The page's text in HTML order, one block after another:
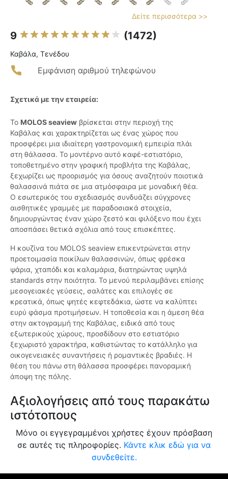
Δείτε περισσότερα >>
9 (1472)
Καβάλα, Τενέδου
Εμφάνιση αριθμού τηλεφώνου
Σχετικά με την εταιρεία:
Το MOLOS seaview βρίσκεται στην περιοχή της
Καβάλας και χαρακτηρίζεται ως ένας χώρος που
προσφέρει μια ιδιαίτερη γαστρονομική εμπειρία πλάι
στη θάλασσα. Το μοντέρνο αυτό καφέ-εστιατόριο,
τοποθετημένο στην γραφική προβλήτα της Καβάλας,
ξεχωρίζει ως προορισμός για όσους αναζητούν ποιοτικά
θαλασσινά πιάτα σε μια ατμόσφαιρα με μοναδική θέα.
Ο εσωτερικός του σχεδιασμός συνδυάζει σύγχρονες
αισθητικές γραμμές με παραδοσιακά στοιχεία,
δημιουργώντας έναν χώρο ζεστό και φιλόξενο που έχει
αποσπάσει θετικά σχόλια από τους επισκέπτες.
Η κουζίνα του MOLOS seaview επικεντρώνεται στην
προετοιμασία ποικίλων θαλασσινών, όπως φρέσκα
ψάρια, χταπόδι και καλαμάρια, διατηρώντας υψηλά
standards στην ποιότητα. Το μενού περιλαμβάνει επίσης
μεσογειακές γεύσεις, σαλάτες και επιλογές σε
κρεατικά, όπως ψητές κεφτεδάκια, ώστε να καλύπτει
ευρύ φάσμα προτιμήσεων. Η τοποθεσία και η άμεση θέα
στην ακτογραμμή της Καβάλας, ειδικά από τους
εξωτερικούς χώρους, προσδίδουν στο εστιατόριο
ξεχωριστό χαρακτήρα, καθιστώντας το κατάλληλο για
οικογενειακές συναντήσεις ή ρομαντικές βραδιές. Η
θέση του πάνω στη θάλασσα προσφέρει πανοραμική
άποψη της πόλης.
Αξιολογήσεις από τους παρακάτω
ιστότοπους
Μόνο οι εγγεγραμμένοι χρήστες έχουν πρόσβαση
σε αυτές τις πληροφορίες. Κάντε κλικ εδώ για να
συνδεθείτε.